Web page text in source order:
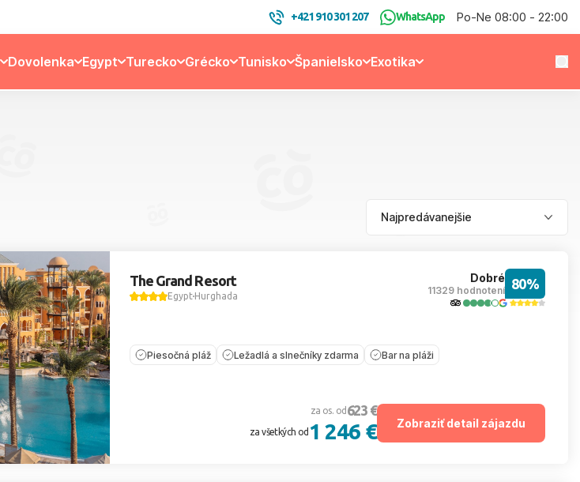
+421 910 301 207 WhatsApp Po-Ne 08:00 - 22:00
Dovolenka Egypt Turecko Grécko Tunisko Španielsko Exotika
The Grand Resort
EgyptHurghada
Dobré
11329 hodnotení 80%
Piesočná pláž Ležadlá a slnečníky zdarma Bar na pláži
za os. od 623 €
za všetkých od 1 246 € Zobraziť detail zájazdu